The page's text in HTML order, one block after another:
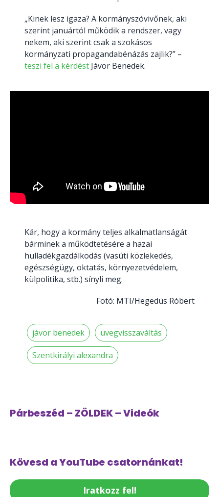
„Kinek lesz igaza? A kormányszóvivőnek, aki
szerint januártól működik a rendszer, vagy
nekem, aki szerint csak a szokásos
kormányzati propagandabénázás zajlik?” –
teszi fel a kérdést Jávor Benedek.
Kár, hogy a kormány teljes alkalmatlanságát
bárminek a működtetésére a hazai
hulladékgazdálkodás (vasúti közlekedés,
egészségügy, oktatás, környezetvédelem,
külpolitika, stb.) sínyli meg.
Fotó: MTI/Hegedüs Róbert
jávor benedek üvegvisszaváltás
Szentkirályi alexandra
Párbeszéd – ZÖLDEK – Videók
Kövesd a YouTube csatornánkat!
Iratkozz fel!